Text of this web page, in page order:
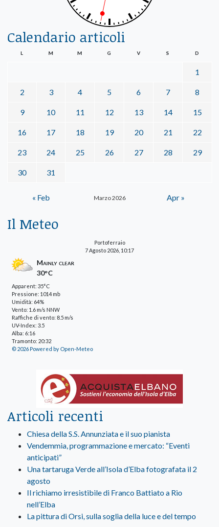
Calendario articoli
Marzo 2026
L M M G V S D
1
2 3 4 5 6 7 8
9 10 11 12 13 14 15
16 17 18 19 20 21 22
23 24 25 26 27 28 29
30 31
« Feb Apr »
Il Meteo
Portoferraio
7 Agosto 2026, 10:17
Mainly clear
30°C
Apparent: 35°C
Pressione: 1014 mb
Umidità: 64%
Vento: 1.6 m/s NNW
Raffiche di vento: 8.5 m/s
UV-Index: 3.5
Alba: 6:16
Tramonto: 20:32
© 2026 Powered by Open-Meteo
Articoli recenti
Chiesa della S.S. Annunziata e il suo pianista
Vendemmia, programmazione e mercato: “Eventi
anticipati”
Una tartaruga Verde all’Isola d’Elba fotografata il 2
agosto
Il richiamo irresistibile di Franco Battiato a Rio
nell’Elba
La pittura di Orsi, sulla soglia della luce e del tempo